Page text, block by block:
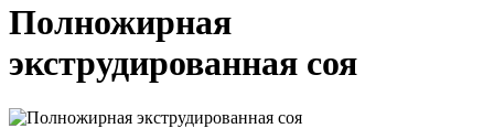
Полножирная
экструдированная соя